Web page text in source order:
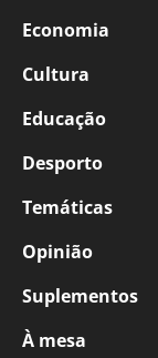
Economia
Cultura
Educação
Desporto
Temáticas
Opinião
Suplementos
À mesa